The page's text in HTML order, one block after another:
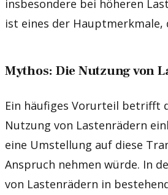
insbesondere bei höheren
ist eines der
Mythos: Die Nutzung von
Ein häufiges Vorurteil betrifft
Nutzung von Lastenrädern
eine Umstellung auf diese
Anspruch nehmen würde. In
von Lastenrädern in